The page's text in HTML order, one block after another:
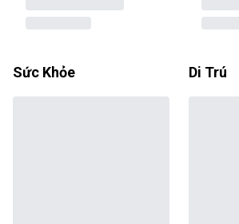
Sức Khỏe Di Trú